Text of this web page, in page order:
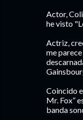
Actor,
he visto
Actriz,
me
Coincido
Mr. Fox”
banda